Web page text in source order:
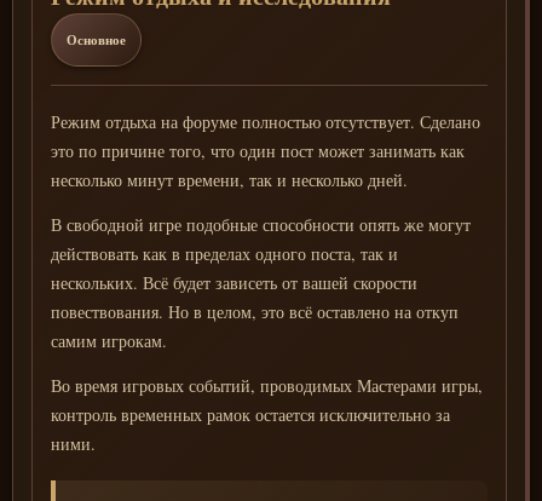
Основное
Режим отдыха на форуме полностью отсутствует. Сделано
это по причине того, что один пост может занимать как
несколько минут времени, так и несколько дней.
В свободной игре подобные способности опять же могут
действовать как в пределах одного поста, так и
нескольких. Всё будет зависеть от вашей скорости
повествования. Но в целом, это всё оставлено на откуп
самим игрокам.
Во время игровых событий, проводимых Мастерами игры,
контроль временных рамок остается исключительно за
ними.